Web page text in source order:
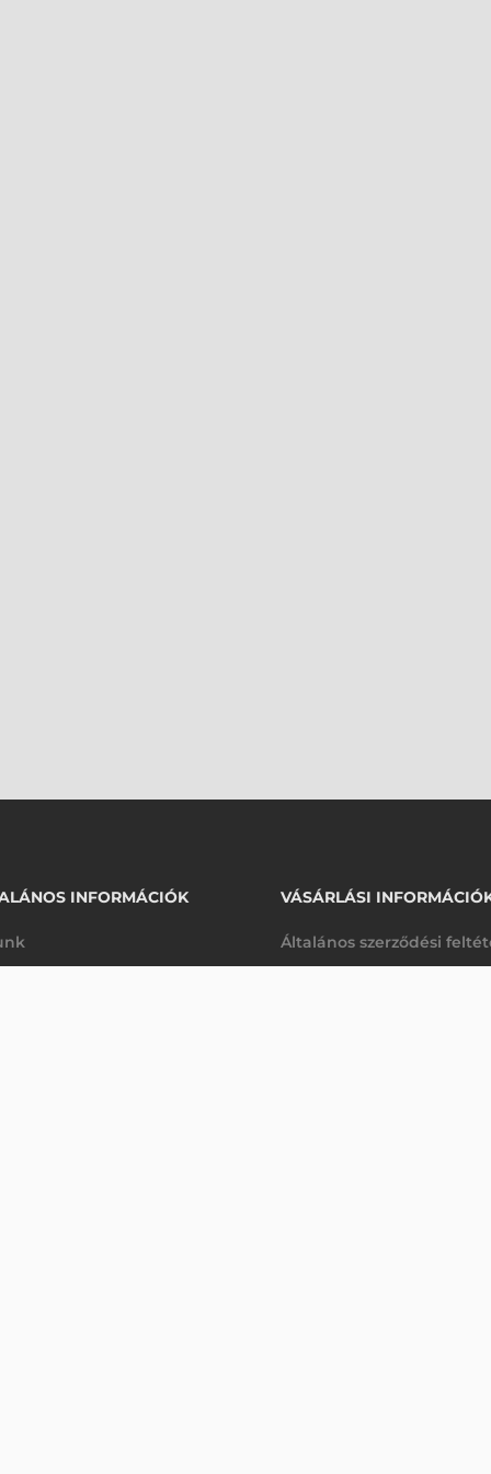
INFORMÁCIÓK VÁSÁRLÁSI
Általános szerződési